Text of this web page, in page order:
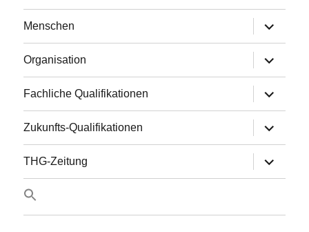
Menschen
anzeigen
Organisation
anzeigen
Fachliche Qualifikationen
anzeigen
Zukunfts-Qualifikationen
anzeigen
THG-Zeitung
anzeigen